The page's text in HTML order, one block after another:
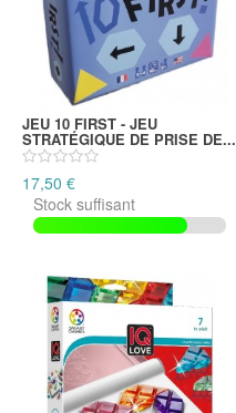
JEU 10 FIRST - JEU
STRATÉGIQUE DE PRISE DE...
17,50 €
Stock suffisant